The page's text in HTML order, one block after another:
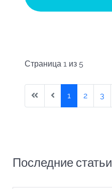
Страница 1 из 5
1 2 3
Последние статьи